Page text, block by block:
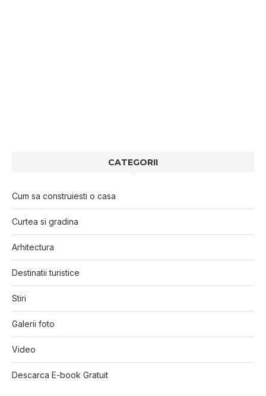
CATEGORII
Cum sa construiesti o casa
Curtea si gradina
Arhitectura
Destinatii turistice
Stiri
Galerii foto
Video
Descarca E-book Gratuit